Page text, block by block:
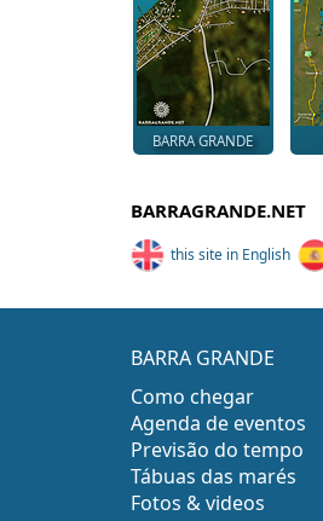
BARRA GRANDE
BARRAGRANDE.NET
this site in English
BARRA GRANDE
Como chegar
Agenda de eventos
Previsão do tempo
Tábuas das marés
Fotos & videos